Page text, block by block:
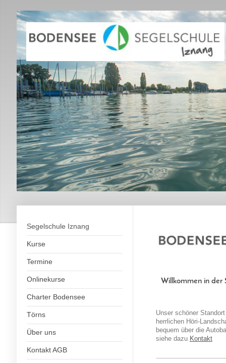
Segelschule Iznang
Kurse
Termine
Onlinekurse
Charter Bodensee
Törns
Über uns
Kontakt AGB
Willkommen in der
Unser schöner
herrlichen Höri-
bequem über die
siehe dazu Kontakt